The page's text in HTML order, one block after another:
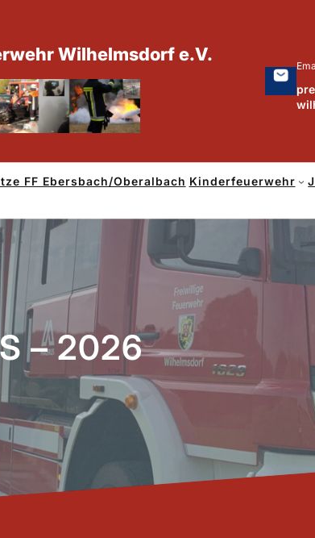
Wilhelmsdorf e.V.
FF Ebersbach/Oberalbach Kinderfeuerwehr
– 2026